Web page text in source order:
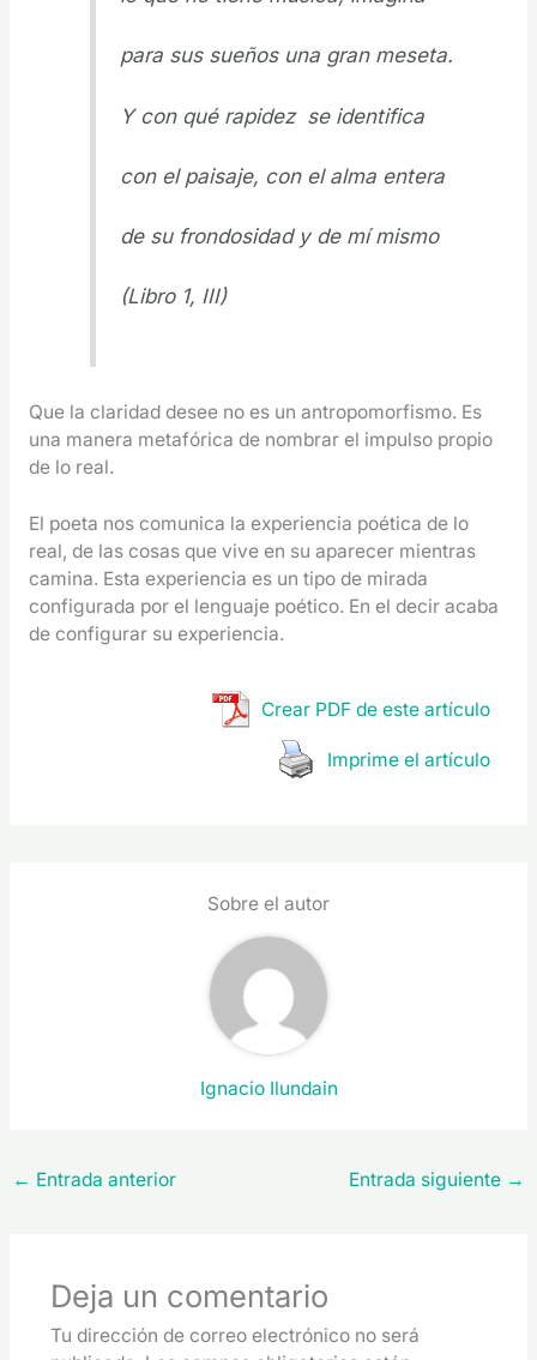
para sus sueños una gran meseta.
Y con qué rapidez se identifica
con el paisaje, con el alma entera
de su frondosidad y de mí mismo
(Libro 1, III)
Que la claridad desee no es un antropomorfismo. Es
una manera metafórica de nombrar el impulso propio
de lo real.
El poeta nos comunica la experiencia poética de lo
real, de las cosas que vive en su aparecer mientras
camina. Esta experiencia es un tipo de mirada
configurada por el lenguaje poético. En el decir acaba
de configurar su experiencia.
Crear PDF de este artículo
Imprime el artículo
Sobre el autor
Ignacio Ilundain
← Entrada anterior Entrada siguiente →
Deja un comentario
Tu dirección de correo electrónico no será